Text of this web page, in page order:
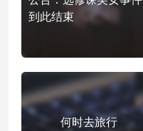
到此结束
何时去旅行